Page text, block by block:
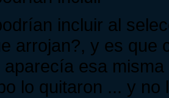
incluir al
arrojan?, y es que
esa
lo quitaron ... y no